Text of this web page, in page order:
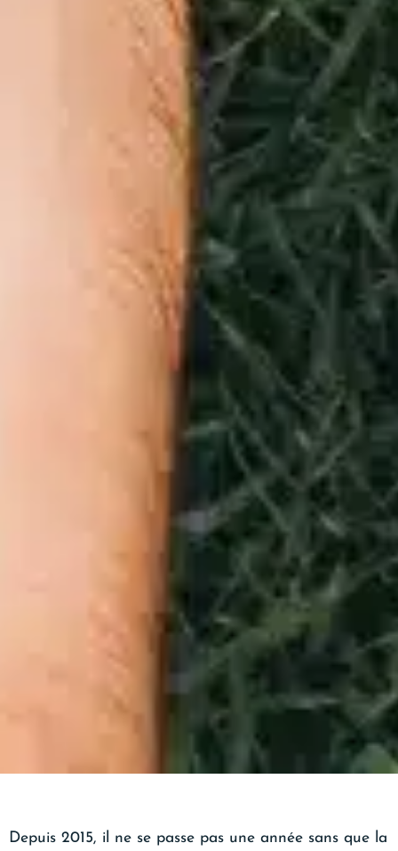
Depuis 2015, il ne se passe pas une année sans que la